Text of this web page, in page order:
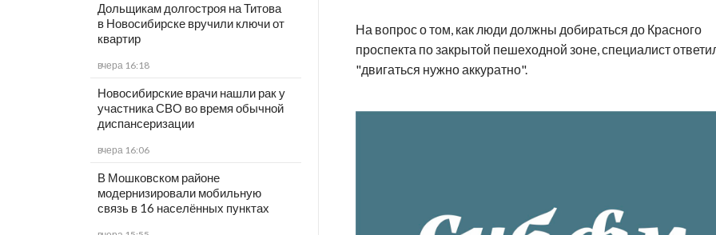
Дольщикам долгостроя на Титова
в Новосибирске вручили ключи от
квартир
вчера 16:18
Новосибирские врачи нашли рак у
участника СВО во время обычной
диспансеризации
вчера 16:06
В Мошковском районе
модернизировали мобильную
связь в 16 населённых пунктах
На вопрос о том, как люди должны добираться до Красного
проспекта по закрытой пешеходной зоне, специалист
"двигаться нужно аккуратно".